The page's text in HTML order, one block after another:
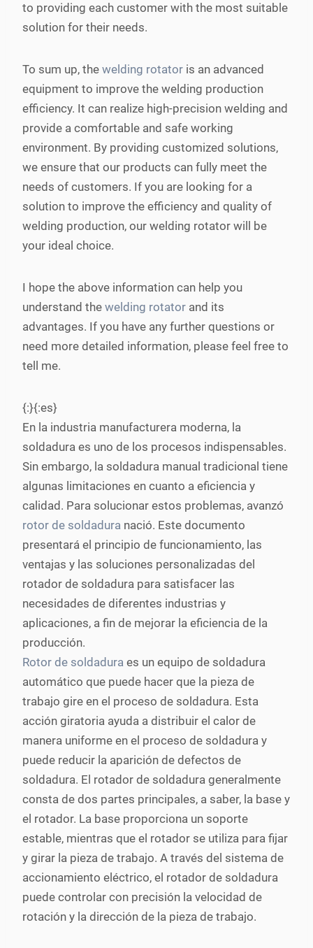
to providing each customer with the most suitable
solution for their needs.
To sum up, the welding rotator is an advanced
equipment to improve the welding production
efficiency. It can realize high-precision welding and
provide a comfortable and safe working
environment. By providing customized solutions,
we ensure that our products can fully meet the
needs of customers. If you are looking for a
solution to improve the efficiency and quality of
welding production, our welding rotator will be
your ideal choice.
I hope the above information can help you
understand the welding rotator and its
advantages. If you have any further questions or
need more detailed information, please feel free to
tell me.
{:}{:es}
En la industria manufacturera moderna, la
soldadura es uno de los procesos indispensables.
Sin embargo, la soldadura manual tradicional tiene
algunas limitaciones en cuanto a eficiencia y
calidad. Para solucionar estos problemas, avanzó
rotor de soldadura nació. Este documento
presentará el principio de funcionamiento, las
ventajas y las soluciones personalizadas del
rotador de soldadura para satisfacer las
necesidades de diferentes industrias y
aplicaciones, a fin de mejorar la eficiencia de la
producción.
Rotor de soldadura es un equipo de soldadura
automático que puede hacer que la pieza de
trabajo gire en el proceso de soldadura. Esta
acción giratoria ayuda a distribuir el calor de
manera uniforme en el proceso de soldadura y
puede reducir la aparición de defectos de
soldadura. El rotador de soldadura generalmente
consta de dos partes principales, a saber, la base y
el rotador. La base proporciona un soporte
estable, mientras que el rotador se utiliza para fijar
y girar la pieza de trabajo. A través del sistema de
accionamiento eléctrico, el rotador de soldadura
puede controlar con precisión la velocidad de
rotación y la dirección de la pieza de trabajo.